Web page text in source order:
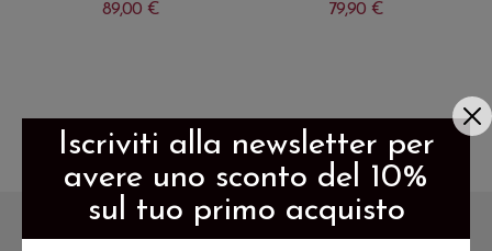
89,00 €
varianti.
opzioni
79,90 €
più
varianti.
Le
opzioni
Iscriviti alla newsletter per
avere uno sconto del 10%
sul tuo primo acquisto